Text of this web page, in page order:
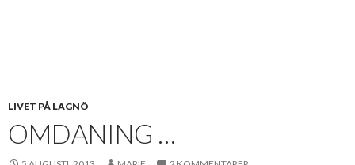
LIVET PÅ LAGNÖ
OMDANING …